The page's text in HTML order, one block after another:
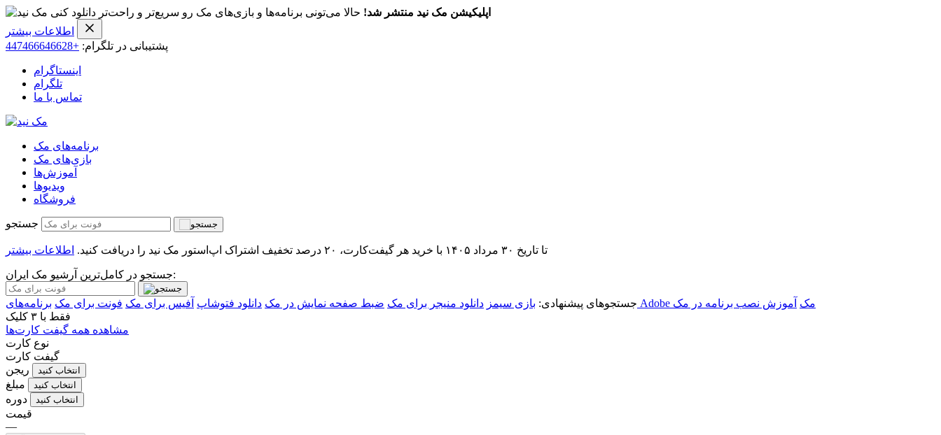
اپلیکیشن مک نید منتشر شد! حالا می‌تونی برنامه‌ها و بازی‌های مک رو سریع‌تر و راحت‌تر دانلود کنی
اطلاعات بیشتر
پشتیبانی در تلگرام: +447466646628
اینستاگرام
تلگرام
تماس با ما
برنامه‌های مک
بازی‌های مک
آموزش‌ها
ویدیو‌ها
فروشگاه
جستجو
تا تاریخ ۳۰ مرداد ۱۴۰۵ با خرید هر گیفت‌کارت، ۲۰ درصد تخفیف اشتراک اپ‌استور مک نید را دریافت کنید. اطلاعات بیشتر
جستجو در کامل‌ترین آرشیو مک ایران:
جستجوهای پیشنهادی: بازی سیمز دانلود منیجر برای مک ضبط صفحه نمایش در مک دانلود فتوشاپ آفیس برای مک فونت برای مک برنامه‌های Adobe مک آموزش نصب برنامه در مک
فقط با ۳ کلیک
مشاهده همه گیفت کارت‌ها
نوع کارت
گیفت کارت
ریجن
انتخاب کنید
مبلغ انتخاب کنید
دوره انتخاب کنید
قیمت
—